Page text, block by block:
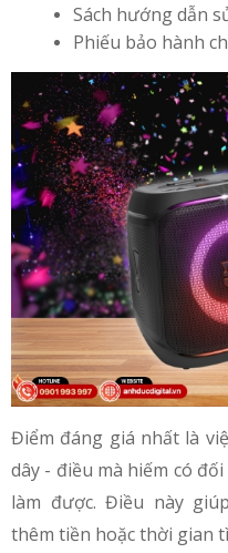
Sách hướng dẫn
Phiếu bảo hành
Điểm đáng giá nhất là
dây - điều mà hiếm có
làm được. Điều này
thêm tiền hoặc thời gian